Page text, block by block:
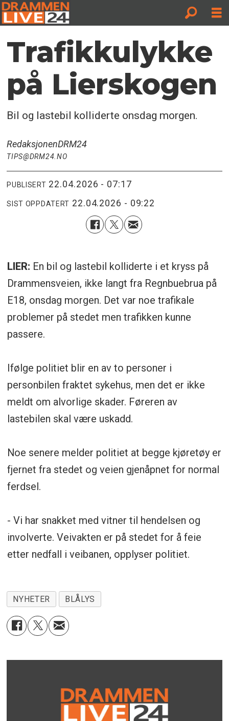
Trafikkulykke
på Lierskogen
Bil og lastebil kolliderte onsdag morgen.
RedaksjonenDRM24
TIPS@DRM24.NO
PUBLISERT 22.04.2026 - 07:17
SIST OPPDATERT 22.04.2026 - 09:22
LIER: En bil og lastebil kolliderte i et kryss på
Drammensveien, ikke langt fra Regnbuebrua på
E18, onsdag morgen. Det var noe trafikale
problemer på stedet men trafikken kunne
passere.
Ifølge politiet blir en av to personer i
personbilen fraktet sykehus, men det er ikke
meldt om alvorlige skader. Føreren av
lastebilen skal være uskadd.
Noe senere melder politiet at begge kjøretøy er
fjernet fra stedet og veien gjenåpnet for normal
ferdsel.
- Vi har snakket med vitner til hendelsen og
involverte. Veivakten er på stedet for å feie
etter nedfall i veibanen, opplyser politiet.
NYHETER BLÅLYS